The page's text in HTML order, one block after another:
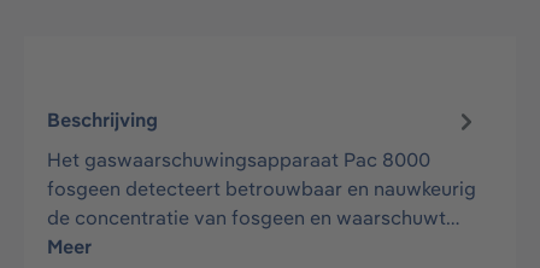
Beschrijving
Het gaswaarschuwingsapparaat Pac 8000
fosgeen detecteert betrouwbaar en nauwkeurig
de concentratie van fosgeen en waarschuwt…
Meer